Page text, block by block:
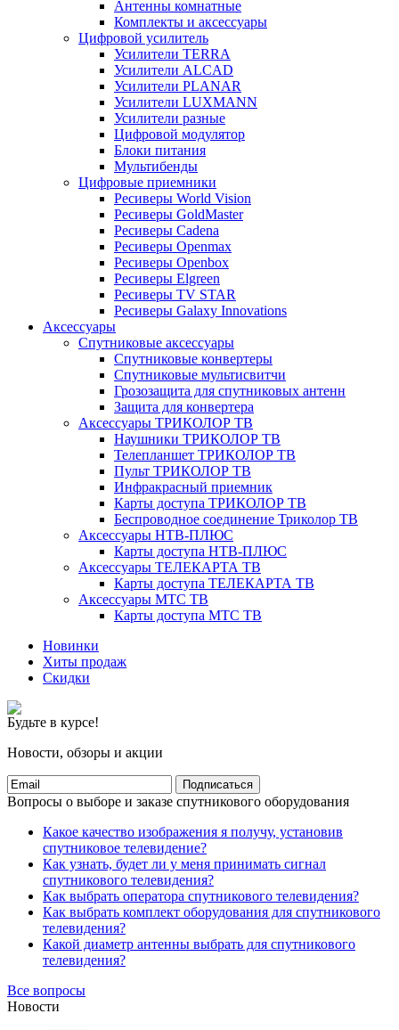
Антенны комнатные
Комплекты и аксессуары
Цифровой усилитель
Усилители TERRA
Усилители ALCAD
Усилители PLANAR
Усилители LUXMANN
Усилители разные
Цифровой модулятор
Блоки питания
Мультибенды
Цифровые приемники
Ресиверы World Vision
Ресиверы GoldMaster
Ресиверы Cadena
Ресиверы Openmax
Ресиверы Openbox
Ресиверы Elgreen
Ресиверы TV STAR
Ресиверы Galaxy Innovations
Аксессуары
Спутниковые аксессуары
Спутниковые конвертеры
Спутниковые мультисвитчи
Грозозащита для спутниковых антенн
Защита для конвертера
Аксессуары ТРИКОЛОР ТВ
Наушники ТРИКОЛОР ТВ
Телепланшет ТРИКОЛОР ТВ
Пульт ТРИКОЛОР ТВ
Инфракрасный приемник
Карты доступа ТРИКОЛОР ТВ
Беспроводное соединение Триколор ТВ
Аксессуары НТВ-ПЛЮС
Карты доступа НТВ-ПЛЮС
Аксессуары ТЕЛЕКАРТА ТВ
Карты доступа ТЕЛЕКАРТА ТВ
Аксессуары МТС ТВ
Карты доступа МТС ТВ
Новинки
Хиты продаж
Скидки
Будьте в курсе!
Новости, обзоры и акции
Подписаться
Вопросы о выборе и заказе спутникового оборудования
Какое качество изображения я получу, установив
спутниковое телевидение?
Как узнать, будет ли у меня принимать сигнал
спутникового телевидения?
Как выбрать оператора спутникового телевидения?
Как выбрать комплект оборудования для спутникового
телевидения?
Какой диаметр антенны выбрать для спутникового
телевидения?
Все вопросы
Новости